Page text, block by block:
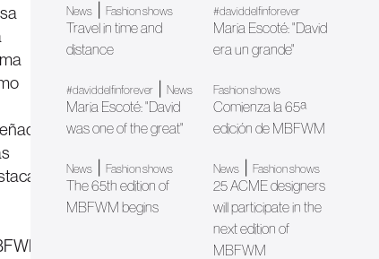
News| Fashion shows
Travel in time and
distance
#daviddelfinforever
Maria Escoté: "David
era un grande"
#daviddelfinforever| News
Maria Escoté: "David
was one of the great"
Fashion shows
Comienza la 65ª
edición de MBFWM
News| Fashion shows
The 65th edition of
MBFWM begins
News |Fashion shows
25 ACME designers
will participate in the
next edition of
MBFWM